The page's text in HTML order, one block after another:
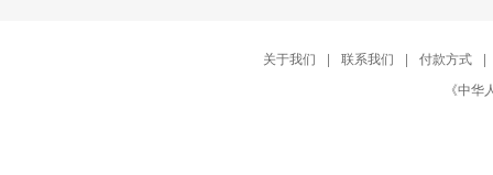
关于我们 | 联系我们 | 付款方式
|
《中